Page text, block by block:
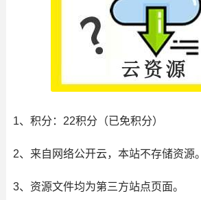
1、积分： 22积分（已免积分）
2、来自网络公开云，本站不存储资源。
3、资源文件均为第三方站点页面。